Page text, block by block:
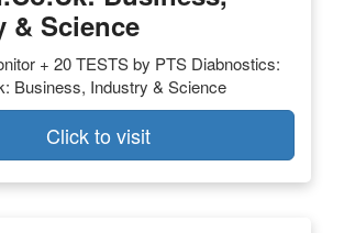
& Science
+ 20 TESTS by PTS Diabnostics:
Business, Industry & Science
Click to visit